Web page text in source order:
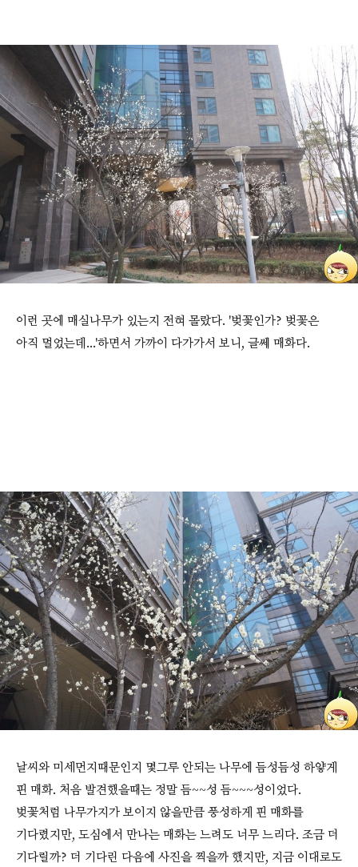
이런 곳에 매실나무가 있는지 전혀 몰랐다. '벚꽃인가? 벚꽃은
아직 멀었는데...'하면서 가까이 다가가서 보니, 글쎄 매화다.
날씨와 미세먼지때문인지 몇그루 안되는 나무에 듬성듬성 하얗게
핀 매화. 처음 발견했을때는 정말 듬~~성 듬~~~성이었다.
벚꽃처럼 나무가지가 보이지 않을만큼 풍성하게 핀 매화를
기다렸지만, 도심에서 만나는 매화는 느려도 너무 느리다. 조금 더
기다릴까? 더 기다린 다음에 사진을 찍을까 했지만, 지금 이대로도